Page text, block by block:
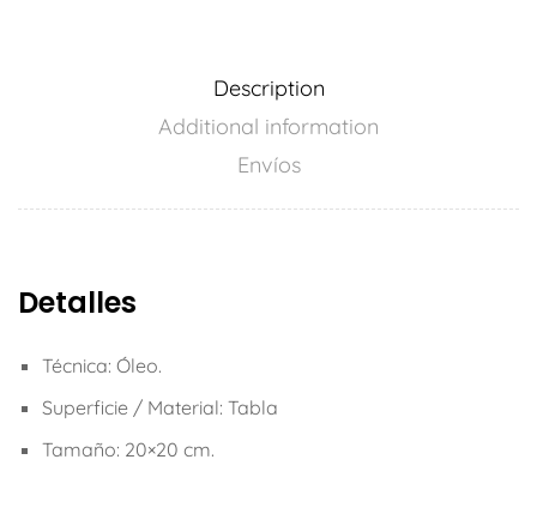
Description
Additional information
Envíos
Detalles
Técnica: Óleo.
Superficie / Material: Tabla
Tamaño: 20×20 cm.